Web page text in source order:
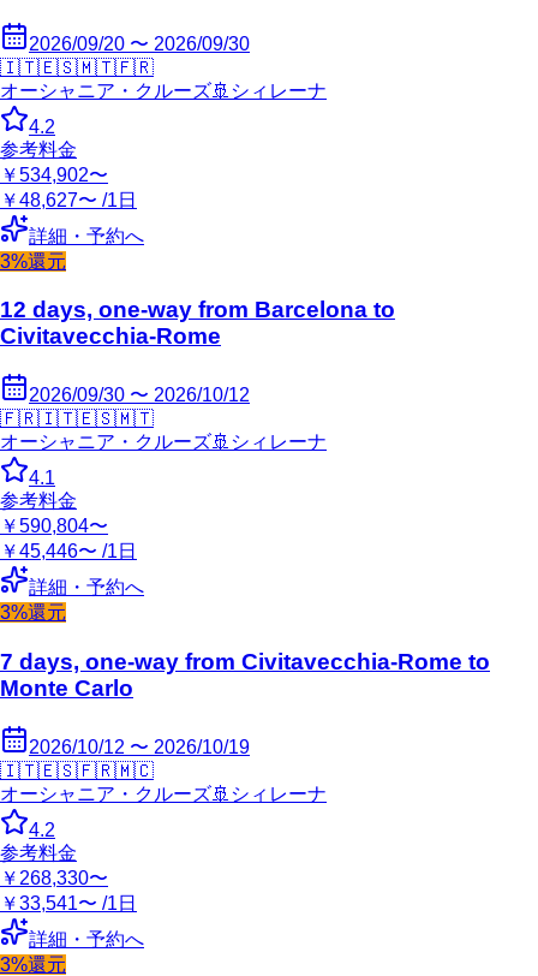
2026/09/20 〜 2026/09/30
🇮🇹🇪🇸🇲🇹🇫🇷
オーシャニア・クルーズ🚢 シィレーナ
4.2
参考料金
￥534,902〜
￥48,627〜 /1日
詳細・予約へ
3%還元
12 days, one-way from Barcelona to
Civitavecchia-Rome
2026/09/30 〜 2026/10/12
🇫🇷🇮🇹🇪🇸🇲🇹
オーシャニア・クルーズ🚢 シィレーナ
4.1
参考料金
￥590,804〜
￥45,446〜 /1日
詳細・予約へ
3%還元
7 days, one-way from Civitavecchia-Rome to
Monte Carlo
2026/10/12 〜 2026/10/19
🇮🇹🇪🇸🇫🇷🇲🇨
オーシャニア・クルーズ🚢 シィレーナ
4.2
参考料金
￥268,330〜
￥33,541〜 /1日
詳細・予約へ
3%還元